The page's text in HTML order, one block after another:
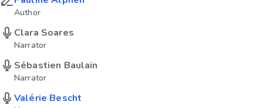
Author
Clara Soares
Narrator
Sébastien Baulain
Narrator
Valérie Bescht